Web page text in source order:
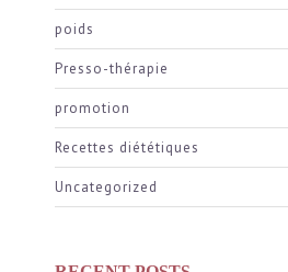
poids
Presso-thérapie
promotion
Recettes diététiques
Uncategorized